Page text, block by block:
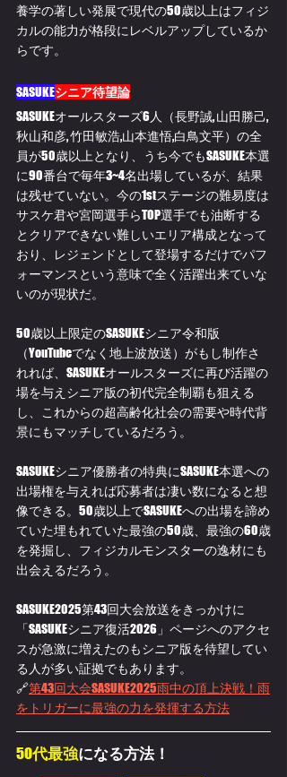
養学の著しい発展で現代の50歳以上はフィジ
カルの能力が格段にレベルアップしているか
らです。
SASUKEシニア待望論
SASUKEオールスターズ6人（長野誠, 山田勝己,
秋山和彦, 竹田敏浩,山本進悟,白鳥文平）の全
員が50歳以上となり、うち今でもSASUKE本選
に90番台で毎年3~4名出場しているが、結果
は残せていない。今の1stステージの難易度は
サスケ君や宮岡選手らTOP選手でも油断する
とクリアできない難しいエリア構成となって
おり、レジェンドとして登場するだけでパフ
ォーマンスという意味で全く活躍出来ていな
いのが現状だ。
50歳以上限定のSASUKEシニア令和版
（YouTubeでなく地上波放送）がもし制作さ
れれば、SASUKEオールスターズに再び活躍の
場を与えシニア版の初代完全制覇も狙える
し、これからの超高齢化社会の需要や時代背
景にもマッチしているだろう。
SASUKEシニア優勝者の特典にSASUKE本選への
出場権を与えれば応募者は凄い数になると想
像できる。50歳以上でSASUKEへの出場を諦め
ていた埋もれていた最強の50歳、最強の60歳
を発掘し、フィジカルモンスターの逸材にも
出会えるだろう。
SASUKE2025第43回大会放送をきっかけに
「SASUKEシニア復活2026」ページへのアクセ
スが急激に増えたのもシニア版を待望してい
る人が多い証拠でもあります。
🔗第43回大会SASUKE2025雨中の頂上決戦！雨
をトリガーに最強の力を発揮する方法
50代最強になる方法！